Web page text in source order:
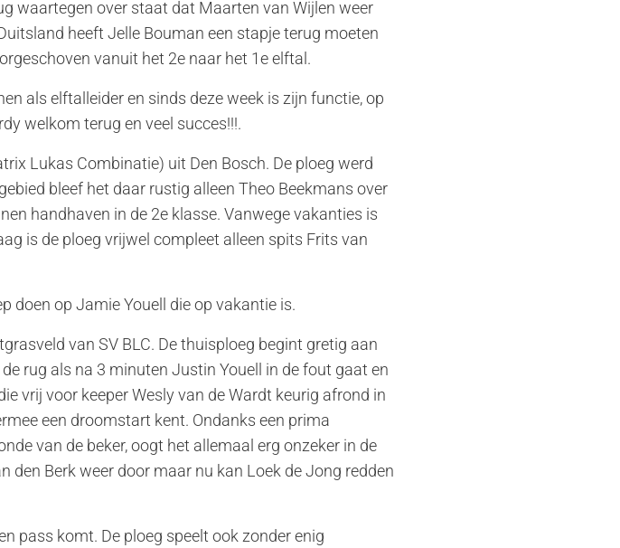
waartegen over staat dat Maarten van Wijlen weer
heeft Jelle Bouman een stapje terug moeten
vanuit het 2e naar het 1e elftal.
als elftalleider en sinds deze week is zijn functie, op
welkom terug en veel succes!!!.
Lukas Combinatie) uit Den Bosch. De ploeg werd
bleef het daar rustig alleen Theo Beekmans over
handhaven in de 2e klasse. Vanwege vakanties is
is de ploeg vrijwel compleet alleen spits Frits van
doen op Jamie Youell die op vakantie is.
van SV BLC. De thuisploeg begint gretig aan
rug als na 3 minuten Justin Youell in de fout gaat en
vrij voor keeper Wesly van de Wardt keurig afrond in
een droomstart kent. Ondanks een prima
van de beker, oogt het allemaal erg onzeker in de
den Berk weer door maar nu kan Loek de Jong redden
pass komt. De ploeg speelt ook zonder enig